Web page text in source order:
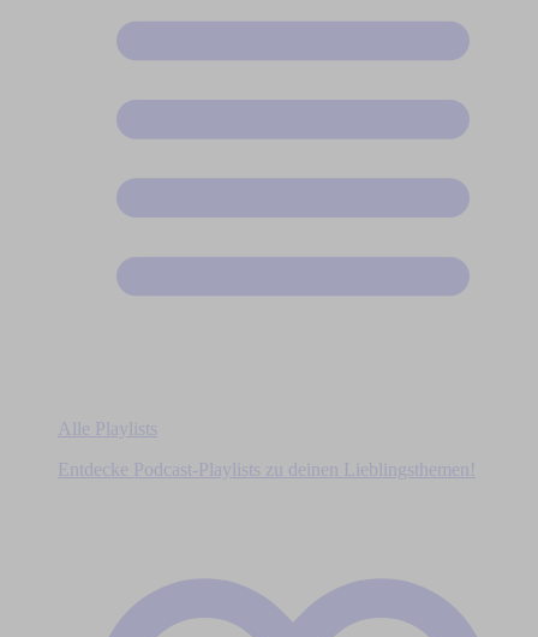
Alle Playlists
Entdecke Podcast-Playlists zu deinen Lieblingsthemen!